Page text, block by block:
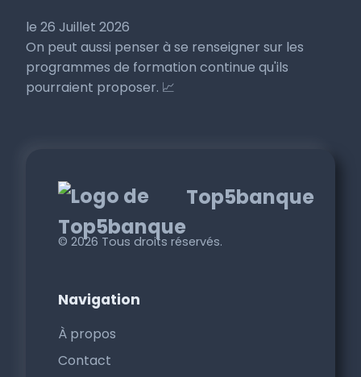
le 26 Juillet 2026
On peut aussi penser à se renseigner sur les
programmes de formation continue qu'ils
pourraient proposer. 📈
Top5banque
© 2026 Tous droits réservés.
Navigation
À propos
Contact